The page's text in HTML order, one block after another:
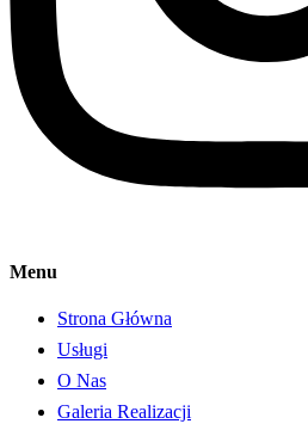
Menu
Strona Główna
Usługi
O Nas
Galeria Realizacji